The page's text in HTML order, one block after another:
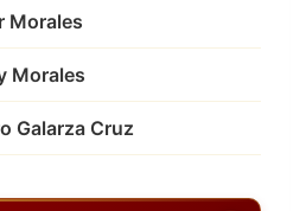
Morales
Morales
Galarza Cruz